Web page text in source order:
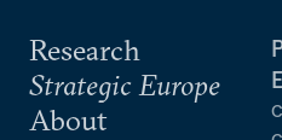
Research
Strategic Europe
About